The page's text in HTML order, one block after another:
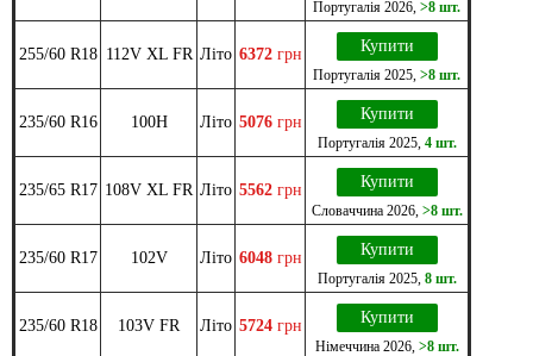
Португалія 2026 >8 шт.
255/60 R18 112V XL FR Літо 6372 грн Купити
Португалія 2025 >8 шт.
235/60 R16 100H Літо 5076 грн Купити
Португалія2025, 4 шт.
235/65 R17 108V XL FR Літо 5562 грн Купити
Словаччина2026, >8 шт.
235/60 R17 102V Літо 6048 грн Купити
Португалія2025, 8 шт.
235/60 R18 103V FR Літо 5724 грн Купити
Німеччина2026, >8 шт.